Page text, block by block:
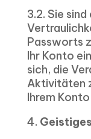
3.2. Sie
Passworts
Ihr Konto
sich, die
Aktivitäten
Ihrem
4.